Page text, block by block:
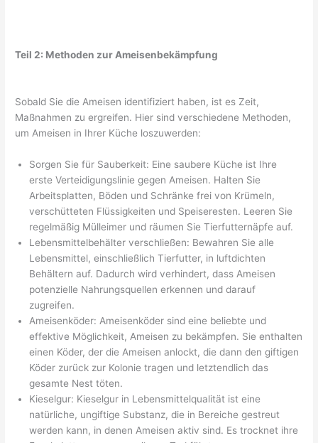
Teil 2: Methoden zur Ameisenbekämpfung
Sobald Sie die Ameisen identifiziert haben, ist es Zeit,
Maßnahmen zu ergreifen. Hier sind verschiedene Methoden,
um Ameisen in Ihrer Küche loszuwerden:
Sorgen Sie für Sauberkeit: Eine saubere Küche ist Ihre
erste Verteidigungslinie gegen Ameisen. Halten Sie
Arbeitsplatten, Böden und Schränke frei von Krümeln,
verschütteten Flüssigkeiten und Speiseresten. Leeren Sie
regelmäßig Mülleimer und räumen Sie Tierfutternäpfe auf.
Lebensmittelbehälter verschließen: Bewahren Sie alle
Lebensmittel, einschließlich Tierfutter, in luftdichten
Behältern auf. Dadurch wird verhindert, dass Ameisen
potenzielle Nahrungsquellen erkennen und darauf
zugreifen.
Ameisenköder: Ameisenköder sind eine beliebte und
effektive Möglichkeit, Ameisen zu bekämpfen. Sie enthalten
einen Köder, der die Ameisen anlockt, die dann den giftigen
Köder zurück zur Kolonie tragen und letztendlich das
gesamte Nest töten.
Kieselgur: Kieselgur in Lebensmittelqualität ist eine
natürliche, ungiftige Substanz, die in Bereiche gestreut
werden kann, in denen Ameisen aktiv sind. Es trocknet ihre